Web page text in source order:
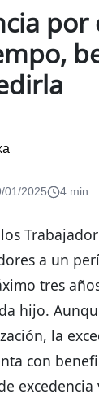
01/2025 4 min
a un
tres
hijo.
la
con